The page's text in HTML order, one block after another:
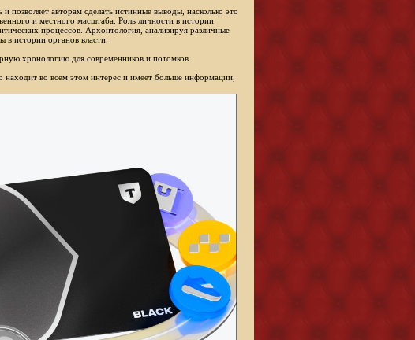
позволяет авторам сделать истинные выводы, насколько это
и местного масштаба. Роль личности в истории
процессов. Архонтология, анализируя различные
в истории органов власти.
хронологию для современников и потомков.
находит во всем этом интерес и имеет больше информации,